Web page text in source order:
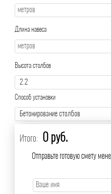
Длина навеса
Высота столбов
Способ установки
Итого: 0 руб.
Отправьте готовую смету